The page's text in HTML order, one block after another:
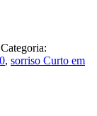
Categoria:
, sorriso Curto em